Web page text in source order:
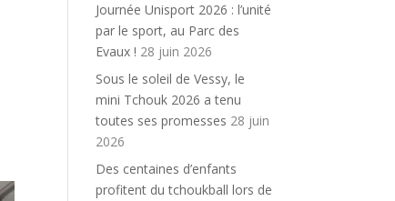
Journée Unisport 2026 : l’unité
par le sport, au Parc des
Evaux ! 28 juin 2026
Sous le soleil de Vessy, le
mini Tchouk 2026 a tenu
toutes ses promesses 28 juin
2026
Des centaines d’enfants
profitent du tchoukball lors de